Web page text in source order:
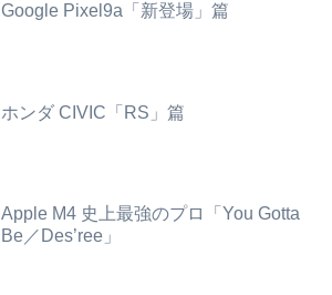
Google Pixel9a「新登場」篇
ホンダ CIVIC「RS」篇
Apple M4 史上最強のプロ「You Gotta
Be／Des’ree」